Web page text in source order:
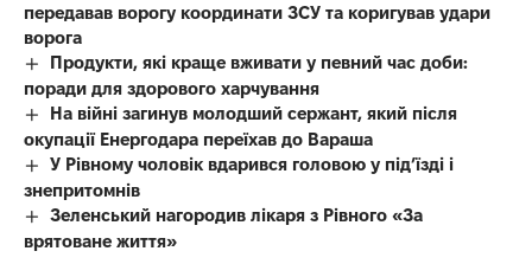
передавав ворогу координати ЗСУ та коригував удари
ворога
Продукти, які краще вживати у певний час доби:
поради для здорового харчування
На війні загинув молодший сержант, який після
окупації Енергодара переїхав до Вараша
У Рівному чоловік вдарився головою у під’їзді і
знепритомнів
Зеленський нагородив лікаря з Рівного «За
врятоване життя»